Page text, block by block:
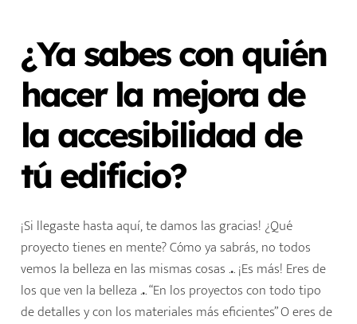
¿Ya sabes con quién
hacer la mejora de
la accesibilidad de
tú edificio?
¡Si llegaste hasta aquí, te damos las gracias! ¿Qué
proyecto tienes en mente? Cómo ya sabrás, no todos
vemos la belleza en las mismas cosas ... ¡Es más! Eres de
los que ven la belleza ... “En los proyectos con todo tipo
de detalles y con los materiales más eficientes” O eres de